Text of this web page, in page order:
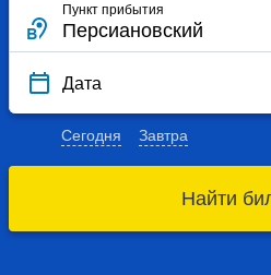
Пункт прибытия
Дата
Сегодня Завтра
Найти